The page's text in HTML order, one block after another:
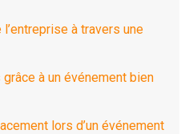
à travers une
à un événement bien
lors d’un événement